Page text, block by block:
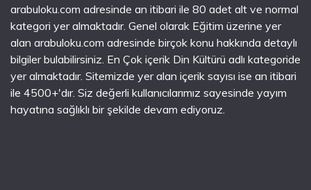
arabuloku.com adresinde an itibari ile 80 adet alt ve normal
kategori yer almaktadır. Genel olarak Eğitim üzerine yer
alan arabuloku.com adresinde birçok konu hakkında detaylı
bilgiler bulabilirsiniz. En Çok içerik Din Kültürü adlı kategoride
yer almaktadır. Sitemizde yer alan içerik sayısı ise an itibari
ile 4500+'dır. Siz değerli kullanıcılarımız sayesinde yayım
hayatına sağlıklı bir şekilde devam ediyoruz.